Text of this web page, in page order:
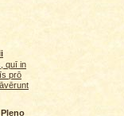
quī in
prō